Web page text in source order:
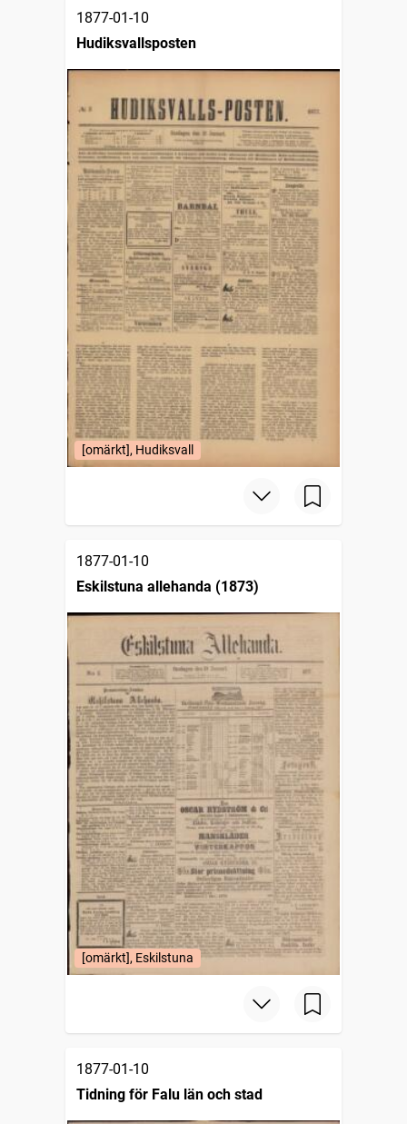
1877-01-10
Hudiksvallsposten
[omärkt], Hudiksvall
1877-01-10
Eskilstuna allehanda (1873)
[omärkt], Eskilstuna
1877-01-10
Tidning för Falu län och stad